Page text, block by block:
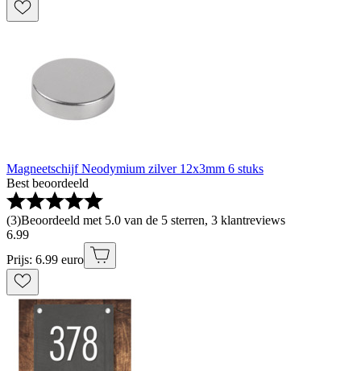
Magneetschijf Neodymium zilver 12x3mm 6 stuks
Best beoordeeld
(3)Beoordeeld met 5.0 van de 5 sterren, 3 klantreviews
6.99
Prijs: 6.99 euro